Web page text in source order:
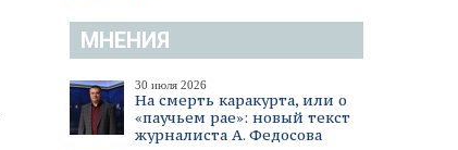
МНЕНИЯ
30 июля 2026
На смерть каракурта, или о
«паучьем рае»: новый текст
журналиста А. Федосова